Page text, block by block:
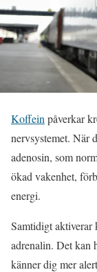
Koffein påverkar
nervsystemet. När
adenosin, som
ökad vakenhet,
energi.
Samtidigt aktiverar
adrenalin. Det kan
känner dig mer